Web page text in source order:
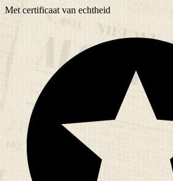
Met certificaat van echtheid